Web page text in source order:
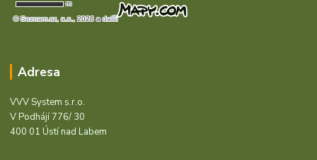
Adresa
VVV System s.r.o.
V Podhájí 776/ 30
400 01 Ústí nad Labem